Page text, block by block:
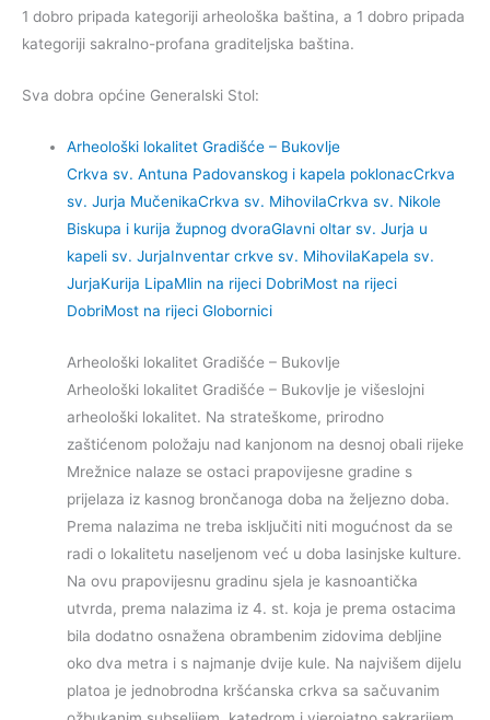
1 dobro pripada kategoriji arheološka baština, a 1 dobro pripada
kategoriji sakralno-profana graditeljska baština.
Sva dobra općine Generalski Stol:
Arheološki lokalitet Gradišće – Bukovlje
Crkva sv. Antuna Padovanskog i kapela poklonacCrkva
sv. Jurja MučenikaCrkva sv. MihovilaCrkva sv. Nikole
Biskupa i kurija župnog dvoraGlavni oltar sv. Jurja u
kapeli sv. JurjaInventar crkve sv. MihovilaKapela sv.
JurjaKurija LipaMlin na rijeci DobriMost na rijeci
DobriMost na rijeci Globornici
Arheološki lokalitet Gradišće – Bukovlje
Arheološki lokalitet Gradišće – Bukovlje je višeslojni
arheološki lokalitet. Na strateškome, prirodno
zaštićenom položaju nad kanjonom na desnoj obali rijeke
Mrežnice nalaze se ostaci prapovijesne gradine s
prijelaza iz kasnog brončanoga doba na željezno doba.
Prema nalazima ne treba isključiti niti mogućnost da se
radi o lokalitetu naseljenom već u doba lasinjske kulture.
Na ovu prapovijesnu gradinu sjela je kasnoantička
utvrda, prema nalazima iz 4. st. koja je prema ostacima
bila dodatno osnažena obrambenim zidovima debljine
oko dva metra i s najmanje dvije kule. Na najvišem dijelu
platoa je jednobrodna kršćanska crkva sa sačuvanim